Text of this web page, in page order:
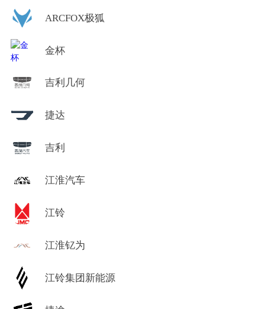
ARCFOX极狐
金杯
吉利几何
捷达
吉利
江淮汽车
江铃
江淮钇为
江铃集团新能源